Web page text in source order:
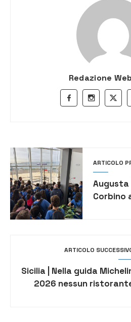
Redazione
ARTICOLO
Augusta
Corbino
ARTICOLO
Sicilia | Nella guida
2026 nessun